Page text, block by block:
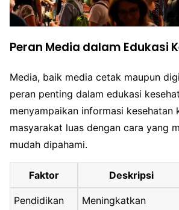
Peran Media dalam Edukasi
Media, baik media cetak maupun
peran penting dalam edukasi
menyampaikan informasi kesehatan
masyarakat luas dengan cara yang
mudah dipahami.
Faktor Deskripsi
Pendidikan
Meningkatkan